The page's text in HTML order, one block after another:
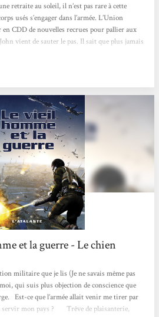
retraite au soleil, il n’est pas rare à cette
usés s’engager dans l’armée. L’Union
en CDD de nouvelles recrues pour pallier aux
vient de sauter le pas. Il sait que plus jamais
qu’une journée, la force et la beauté de sa
et la guerre - Le chien
militaire que je lis (Je ne savais même pas
qui suis plus objection de conscience que
Est-ce que l’armée allait venir me tirer par
servir mon pays ? Trêve de plaisanterie,